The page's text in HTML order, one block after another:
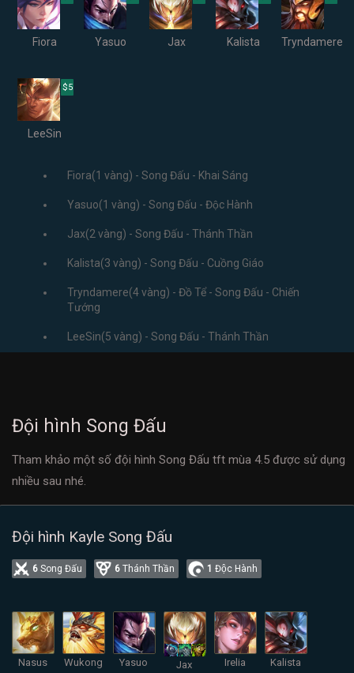
Fiora Yasuo Jax Kalista Tryndamere
$5
LeeSin
Fiora(1 vàng) - Song Đấu - Khai Sáng
Yasuo(1 vàng) - Song Đấu - Độc Hành
Jax(2 vàng) - Song Đấu - Thánh Thần
Kalista(3 vàng) - Song Đấu - Cuồng Giáo
Tryndamere(4 vàng) - Đồ Tể - Song Đấu - Chiến
Tướng
LeeSin(5 vàng) - Song Đấu - Thánh Thần
Đội hình Song Đấu
Tham khảo một số đội hình Song Đấu tft mùa 4.5 được sử dụng
nhiều sau nhé.
Đội hình Kayle Song Đấu
6 Song Đấu 6 Thánh Thần 1 Độc Hành
Nasus Wukong Yasuo Jax Irelia Kalista